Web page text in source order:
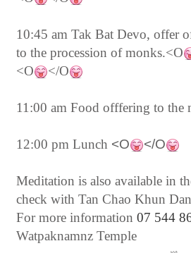
10:45 amTak Bat Devo, offer
to the procession of monks.<O
<O
</O
11:00 am Food offfering to the
12:00 pm Lunch <O </O
Meditation is also available in
check with Tan Chao Khun
For more information07 544
Watpaknamnz Temple